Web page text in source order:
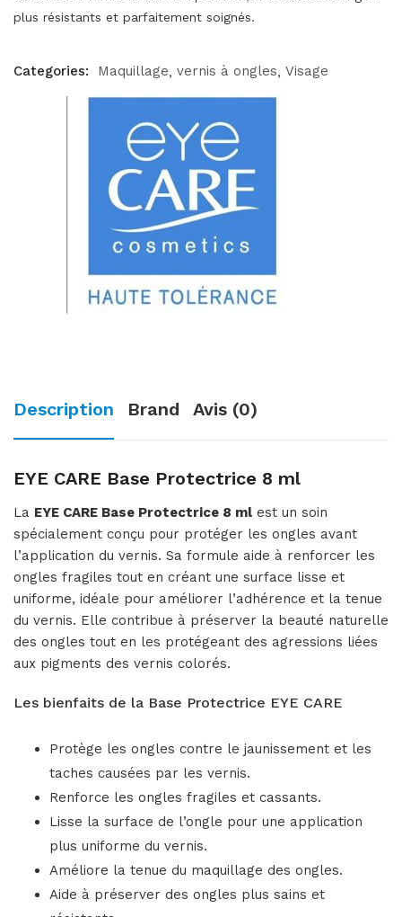
plus résistants et parfaitement soignés.
Categories: Maquillage vernis à ongles Visage
Description Brand Avis (0)
EYE CARE Base Protectrice 8 ml
La EYE CARE Base Protectrice 8 ml est un soin
spécialement conçu pour protéger les ongles avant
l’application du vernis. Sa formule aide à renforcer les
ongles fragiles tout en créant une surface lisse et
uniforme, idéale pour améliorer l’adhérence et la tenue
du vernis. Elle contribue à préserver la beauté naturelle
des ongles tout en les protégeant des agressions liées
aux pigments des vernis colorés.
Les bienfaits de la Base Protectrice EYE CARE
Protège les ongles contre le jaunissement et les
taches causées par les vernis.
Renforce les ongles fragiles et cassants.
Lisse la surface de l’ongle pour une application
plus uniforme du vernis.
Améliore la tenue du maquillage des ongles.
Aide à préserver des ongles plus sains et